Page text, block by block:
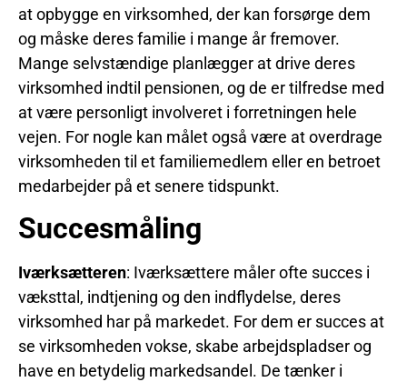
at opbygge en virksomhed, der kan forsørge dem
og måske deres familie i mange år fremover.
Mange selvstændige planlægger at drive deres
virksomhed indtil pensionen, og de er tilfredse med
at være personligt involveret i forretningen hele
vejen. For nogle kan målet også være at overdrage
virksomheden til et familiemedlem eller en betroet
medarbejder på et senere tidspunkt.
Succesmåling
Iværksætteren: Iværksættere måler ofte succes i
væksttal, indtjening og den indflydelse, deres
virksomhed har på markedet. For dem er succes at
se virksomheden vokse, skabe arbejdspladser og
have en betydelig markedsandel. De tænker i